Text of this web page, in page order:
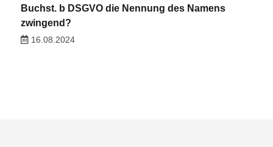
Buchst. b DSGVO die Nennung des Namens
zwingend?
16.08.2024